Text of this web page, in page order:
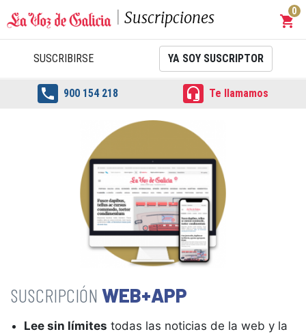
Suscripciones shopping_cart
0
SUSCRIBIRSE YA SOY SUSCRIPTOR
 900 154 218  Te llamamos
WEB+APP
Lee sin límites todas las noticias de la web y la